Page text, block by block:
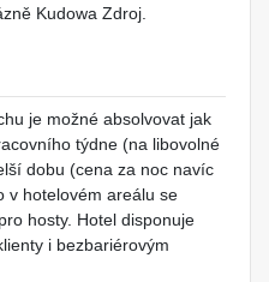
Kudowa Zdroj.
je možné absolvovat jak
týdne (na libovolné
dobu (cena za noc navíc
v hotelovém areálu se
hosty. Hotel disponuje
i bezbariérovým